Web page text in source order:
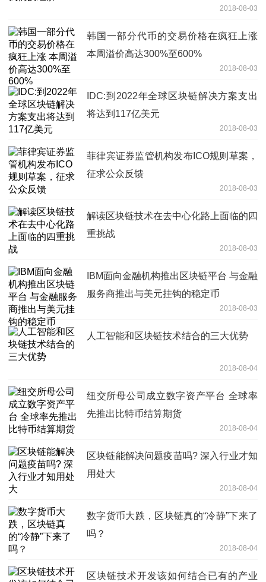
2018-08-03
韩国一部分代币的交易价格在疯狂上涨
本周溢价高达300%至600%
2018-08-03
IDC:到2022年全球区块链解决方案支出
将达到117亿美元
2018-08-03
菲律宾证券监管机构发布ICO规则草案，
征求公众反馈
2018-08-03
解读区块链技术在去中心化路上面临的四
重挑战
2018-08-03
IBM面向金融机构推出区块链平台 与金融
服务商推出与美元挂钩的稳定币
2018-08-03
人工智能和区块链技术结合的三大优势
2018-08-04
纽交所母公司成立数字资产平台 全球率
先推出比特币结算期货
2018-08-04
区块链能解决问题疫苗吗? 深入行业才知
用处大
2018-08-04
数字货币大跌，区块链真的“冷静”下来了
吗？
2018-08-04
区块链技术开发该如何结合已有的产业